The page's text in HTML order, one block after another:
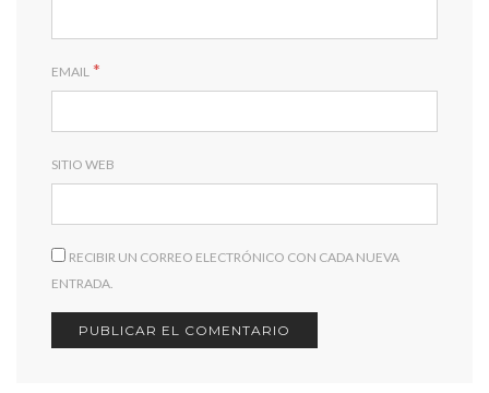
EMAIL *
SITIO WEB
RECIBIR UN CORREO ELECTRÓNICO CON CADA NUEVA
ENTRADA.